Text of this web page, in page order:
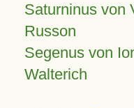
Saturninus von
Russon
Segenus von
Walterich